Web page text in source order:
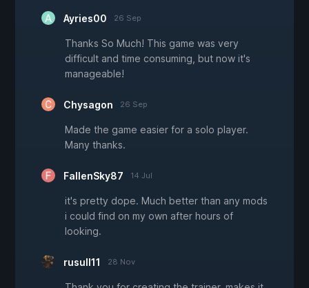
Ayries00 26 Sep
Thanks So Much! This game was very
difficult and time consuming, but now it's
manageable!
Chysagon 26 Sep
Made the game easier for a solo player.
Many thanks.
FallenSky87 14 Jul
it's pretty dope. Much better than any mods
i could find on my own after hours of
looking.
rusull11 28 Nov